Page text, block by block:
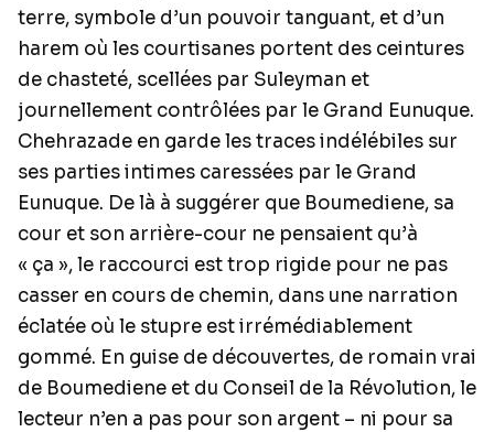
terre, symbole d’un pouvoir tanguant, et d’un
harem où les courtisanes portent des ceintures
de chasteté, scellées par Suleyman et
journellement contrôlées par le Grand Eunuque.
Chehrazade en garde les traces indélébiles sur
ses parties intimes caressées par le Grand
Eunuque. De là à suggérer que Boumediene, sa
cour et son arrière-cour ne pensaient qu’à
« ça », le raccourci est trop rigide pour ne pas
casser en cours de chemin, dans une narration
éclatée où le stupre est irrémédiablement
gommé. En guise de découvertes, de romain vrai
de Boumediene et du Conseil de la Révolution, le
lecteur n’en a pas pour son argent – ni pour sa